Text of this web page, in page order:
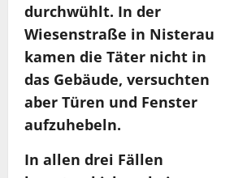
durchwühlt. In der
Wiesenstraße in Nisterau
kamen die Täter nicht in
das Gebäude, versuchten
aber Türen und Fenster
aufzuhebeln.
In allen drei Fällen